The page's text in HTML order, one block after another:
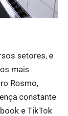
setores, e
mais
Rosmo,
constante
e TikTok